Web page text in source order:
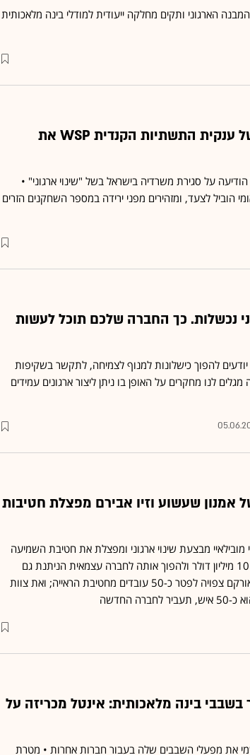
הארגוני ותקים מחלקה ייעודית למודלי בינה מלאכותית
מה עומד מאחורי עזיבתה של ענקית התשתיות הקנדית WSP את
חברות ההנדסה והייעוץ הקנדית WSP הודיעה על סגירת משרדיה בישראל בשל "שינוי ארגוני" •
הוביל לצעד, ומזהירים מפני ירידה במספר השחקנים הזרים
נכשלות. כך החברה שלכם תוכל לעשות
יודעים להפוך כישלונות למנוף לצמיחה, לתקשר בשקיפות
לנו מחקרים על האופן בו ניתן ליצור ארגונים עמידים
אמנון שעשוע וזיו אבירם מפצלת חטיבות
מבצעת שינוי ארגוני ומפצלת את חטיבת השמיעה
שלה לחברה נפרדת, במטרה לגייס לה 10 מיליון דולר ולהפוך אותה לחברה עצמאית הניתנת גם
למכירה לאחת מענקיות הטכנולוגיה • אורקם צפויה לפטר כ-50 עובדים מחטיבת הראייה; ואת צוות
החדשה
בינה מלאכותית: אינטל מכריזה על
את מפעלי השבבים שלה בעבור חברות אחרות • מטרת